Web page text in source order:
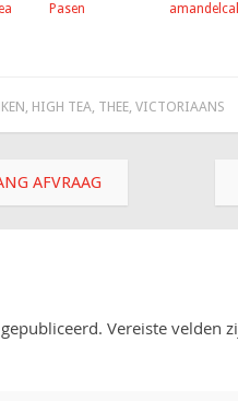
Pasen
, HIGH TEA, THEE, VICTORIAANS
AFVRAAG
Vereiste velden